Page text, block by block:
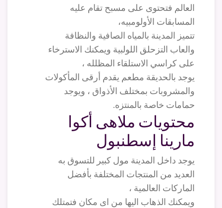
العالم فتحتوى على مسبح تقام عليه
المسابقات الأولومبيه،
تتميز المدينة بالمياه الصافية والنظافة
والعاب التزحلق اللولبية ويمكنك الاسترخاء
على كراسي الاستلقاء المظلله ،
يوجد بالحديقة مطعم يقدم أرقى المأكولات
والمشروبات بمختلف الأذواق ، ويوجد
حمامات خاصة بالمنتزه.
محتويات ملاهى أكوا
مارينا إسطنبول
يوجد داخل المدينة مول كبير للتسوق به
العديد من المنتجات المختلفة بأفضل
الماركات العالمية ،
ويمكنك الذهاب اليها من اى مكان فتمتلك